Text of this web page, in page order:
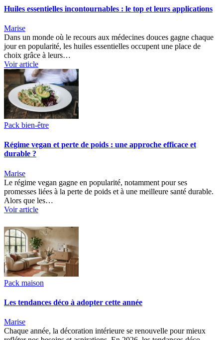
Huiles essentielles incontournables : le top et leurs applications
Marise
Dans un monde où le recours aux médecines douces gagne chaque
jour en popularité, les huiles essentielles occupent une place de
choix grâce à leurs…
Voir article
Pack bien-être
Régime vegan et perte de poids : une approche efficace et
durable ?
Marise
Le régime vegan gagne en popularité, notamment pour ses
promesses liées à la perte de poids et à une meilleure santé durable.
Alors que les…
Voir article
Pack maison
Les tendances déco à adopter cette année
Marise
Chaque année, la décoration intérieure se renouvelle pour mieux